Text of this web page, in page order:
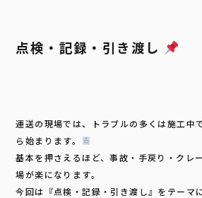
o
点検・記録・引き渡し
運送の現場では、トラブルの多くは施工中
ら始まります。
基本を押さえるほど、事故・手戻り・クレ
場が楽になります。
今回は『点検・記録・引き渡し』をテーマ